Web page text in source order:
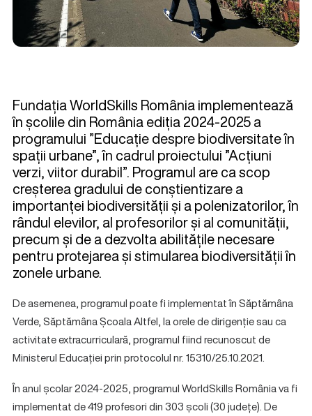
Fundația WorldSkills România implementează
în școlile din România ediția 2024-2025 a
programului ”Educație despre biodiversitate în
spații urbane”, în cadrul proiectului ”Acțiuni
verzi, viitor durabil”. Programul are ca scop
creșterea gradului de conștientizare a
importanței biodiversității și a polenizatorilor, în
rândul elevilor, al profesorilor și al comunității,
precum și de a dezvolta abilitățile necesare
pentru protejarea și stimularea biodiversității în
zonele urbane.
De asemenea, programul poate fi implementat în Săptămâna
Verde, Săptămâna Școala Altfel, la orele de dirigenție sau ca
activitate extracurriculară, programul fiind recunoscut de
Ministerul Educației prin protocolul nr. 15310/25.10.2021.
În anul școlar 2024-2025, programul WorldSkills România va fi
implementat de 419 profesori din 303 școli (30 județe). De